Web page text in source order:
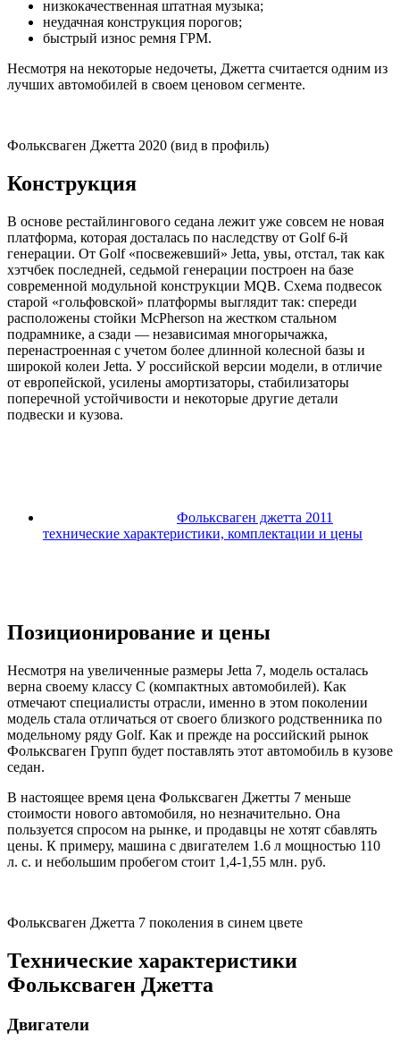
низкокачественная штатная музыка;
неудачная конструкция порогов;
быстрый износ ремня ГРМ.
Несмотря на некоторые недочеты, Джетта считается одним из
лучших автомобилей в своем ценовом сегменте.
Фольксваген Джетта 2020 (вид в профиль)
Конструкция
В основе рестайлингового седана лежит уже совсем не новая
платформа, которая досталась по наследству от Golf 6-й
генерации. От Golf «посвежевший» Jetta, увы, отстал, так как
хэтчбек последней, седьмой генерации построен на базе
современной модульной конструкции MQB. Схема подвесок
старой «гольфовской» платформы выглядит так: спереди
расположены стойки McPherson на жестком стальном
подрамнике, а сзади — независимая многорычажка,
перенастроенная с учетом более длинной колесной базы и
широкой колеи Jetta. У российской версии модели, в отличие
от европейской, усилены амортизаторы, стабилизаторы
поперечной устойчивости и некоторые другие детали
подвески и кузова.
Фольксваген джетта 2011
технические характеристики, комплектации и цены
Позиционирование и цены
Несмотря на увеличенные размеры Jetta 7, модель осталась
верна своему классу C (компактных автомобилей). Как
отмечают специалисты отрасли, именно в этом поколении
модель стала отличаться от своего близкого родственника по
модельному ряду Golf. Как и прежде на российский рынок
Фольксваген Групп будет поставлять этот автомобиль в кузове
седан.
В настоящее время цена Фольксваген Джетты 7 меньше
стоимости нового автомобиля, но незначительно. Она
пользуется спросом на рынке, и продавцы не хотят сбавлять
цены. К примеру, машина с двигателем 1.6 л мощностью 110
л. с. и небольшим пробегом стоит 1,4-1,55 млн. руб.
Фольксваген Джетта 7 поколения в синем цвете
Технические характеристики
Фольксваген Джетта
Двигатели